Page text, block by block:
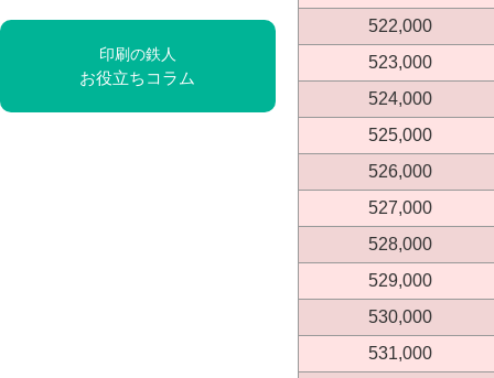
印刷の鉄人
お役立ちコラム
522,000
523,000
524,000
525,000
526,000
527,000
528,000
529,000
530,000
531,000